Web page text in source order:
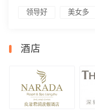
领导好 美女多
酒店